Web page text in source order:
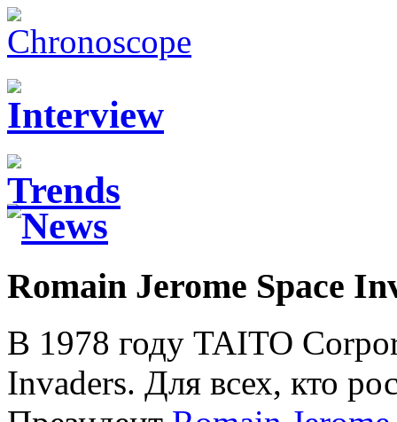
Romain Jerome Space
В 1978 году TAITO
Invaders. Для всех, кто